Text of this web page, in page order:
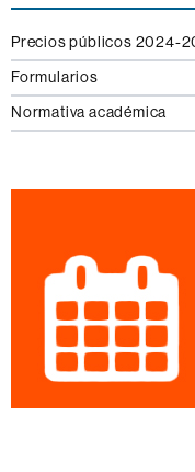
Precios públicos 2024-
Formularios
Normativa académica